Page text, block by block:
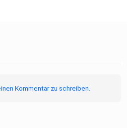
Kommentar zu schreiben.